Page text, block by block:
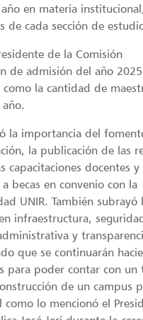
en materia
de cada sección de
de la Comisión
de admisión del año
la cantidad de
la importancia del
la publicación de las
capacitaciones docentes y
becas en convenio con la
UNIR. También subrayó
infraestructura,
y
que se continuarán
para poder contar con un
de un campus
como lo mencionó el